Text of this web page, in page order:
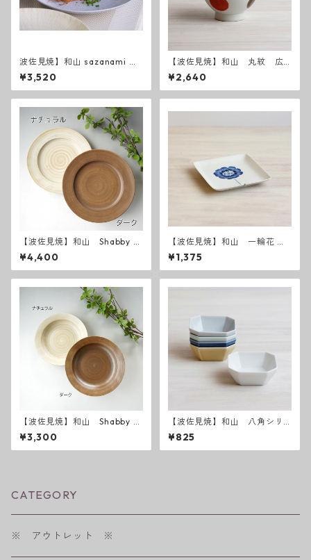
波佐見焼】和山 sazanami ７
寸皿
¥3,520
【波佐見焼】和山 丸紋 広
東丼 小 - 赤 -
¥2,640
【波佐見焼】和山 Shabby c
hic style 25プレート
¥4,400
【波佐見焼】和山 一輪花 W
プレート角皿 - 小 -
¥1,375
【波佐見焼】和山 Shabby c
hic style カレー皿
¥3,300
【波佐見焼】和山 八角シリ
ーズ S 小付け
¥825
CATEGORY
※ アウトレット ※